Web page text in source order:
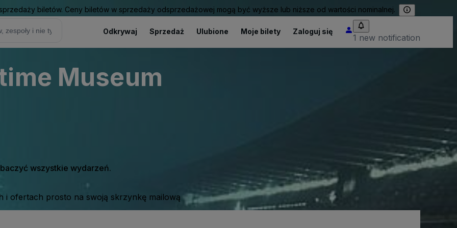
biletów. Ceny biletów w sprzedaży odsprzedażowej mogą być wyższe lub niższe od wartości nominalnej.
Odkrywaj Sprzedaż Ulubione Moje bilety Zaloguj się
1 new notification
Museum
wszystkie wydarzeń.
ofertach prosto na swoją skrzynkę mailową